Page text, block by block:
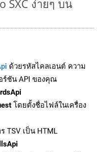
SXC ง่ายๆ บน
ด้วยรหัสไคลเอนต์ ความ
ร์ชัน API ของคุณ
โดยตั้งชื่อไฟล์ในเครื่อง
TSV เป็น HTML